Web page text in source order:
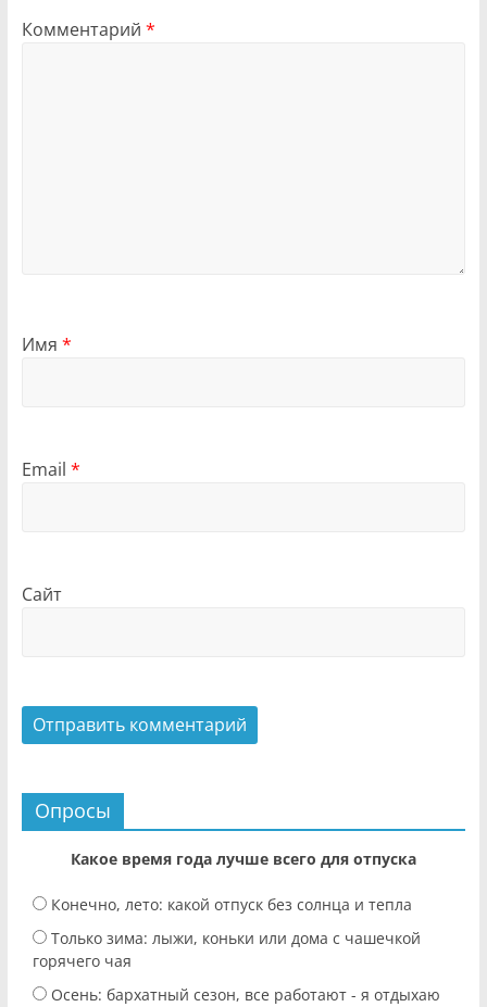
Комментарий *
Имя *
Email *
Сайт
Опросы
Какое время года лучше всего для отпуска
Конечно, лето: какой отпуск без солнца и тепла
Только зима: лыжи, коньки или дома с чашечкой
горячего чая
Осень: бархатный сезон, все работают - я отдыхаю